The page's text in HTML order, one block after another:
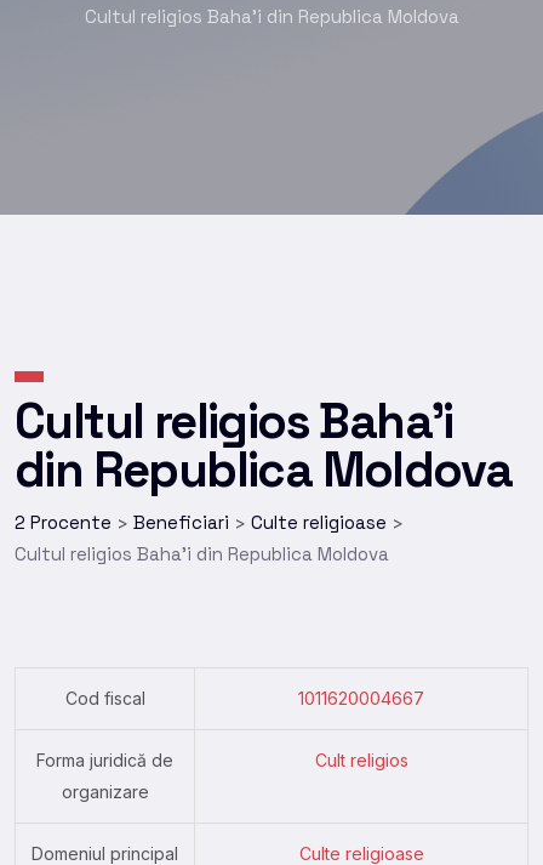
Cultul religios Baha’i din Republica Moldova
Cultul religios Baha’i
din Republica Moldova
2 Procente > Beneficiari > Culte religioase >
Cultul religios Baha’i din Republica Moldova
Cod fiscal 1011620004667
Forma juridică de
organizare
Cult religios
Domeniul principal
Culte religioase